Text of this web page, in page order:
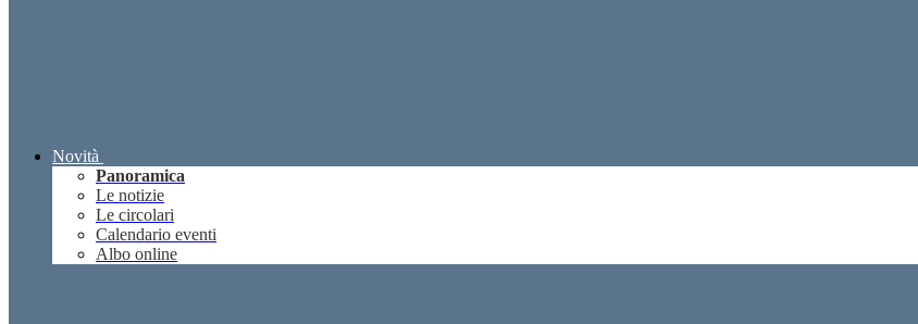
Novità
Panoramica
Le notizie
Le circolari
Calendario eventi
Albo online